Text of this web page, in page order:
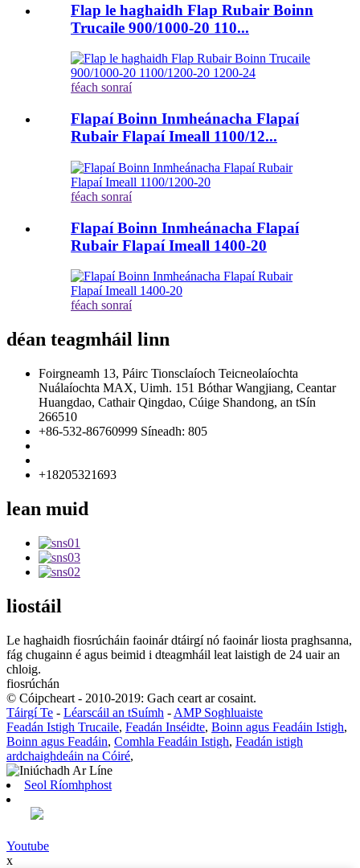
Flap le haghaidh Flap Rubair Boinn
Trucaile 900/1000-20 110...
féach sonraí
Flapaí Boinn Inmheánacha Flapaí
Rubair Flapaí Imeall 1100/12...
féach sonraí
Flapaí Boinn Inmheánacha Flapaí
Rubair Flapaí Imeall 1400-20
féach sonraí
déan teagmháil linn
Foirgneamh 13, Páirc Tionsclaíoch Teicneolaíochta
Nuálaíochta MAX, Uimh. 151 Bóthar Wangjiang, Ceantar
Huangdao, Cathair Qingdao, Cúige Shandong, an tSín
266510
+86-532-86760999 Síneadh: 805
+18205321693
lean muid
liostáil
Le haghaidh fiosrúcháin faoinár dtáirgí nó faoinár liosta praghsanna,
fág chugainn é agus beimid i dteagmháil leat laistigh de 24 uair an
chloig.
fiosrúchán
© Cóipcheart - 2010-2019: Gach ceart ar cosaint.
Táirgí Te - Léarscáil an tSuímh - AMP Soghluaiste
Feadán Istigh Trucaile, Feadán Inséidte, Boinn agus Feadáin Istigh,
Boinn agus Feadáin, Comhla Feadáin Istigh, Feadán istigh
ardchaighdeáin na Cóiré,
Seol Ríomhphost
Youtube
x